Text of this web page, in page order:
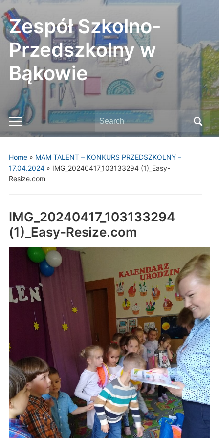
Zespół Szkolno-
Przedszkolny w
Bąkowie
Toggle
mobile
Search
for:
Home» MAM TALENT – KONKURS PRZEDSZKOLNY –
17.04.2024» IMG_20240417_103133294 (1)_Easy-
Resize.com
IMG_20240417_103133294
(1)_Easy-Resize.com